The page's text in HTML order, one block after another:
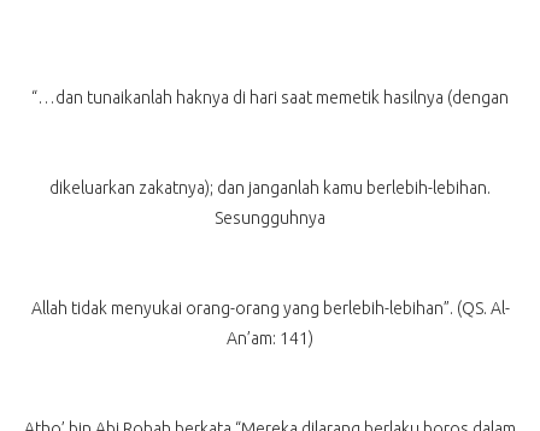
“…dan tunaikanlah haknya di hari saat memetik hasilnya (dengan
dikeluarkan zakatnya); dan janganlah kamu berlebih-lebihan.
Sesungguhnya
Allah tidak menyukai orang-orang yang berlebih-lebihan”. (QS. Al-
An’am: 141)